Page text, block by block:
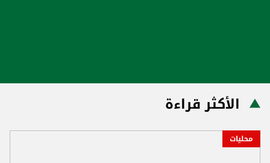
الأكثر قراءة
محليات